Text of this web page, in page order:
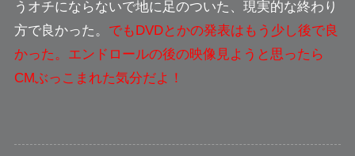
うオチにならないで地に足のついた、現実的な終わり
方で良かった。 でもDVDとかの発表はもう少し後で良
かった。エンドロールの後の映像見ようと思ったら
CMぶっこまれた気分だよ！